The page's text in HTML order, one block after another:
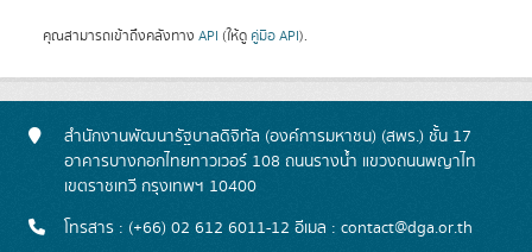
คุณสามารถเข้าถึงคลังทาง API (ให้ดู คู่มือ API).
สำนักงานพัฒนารัฐบาลดิจิทัล (องค์การมหาชน) (สพร.) ชั้น 17
อาคารบางกอกไทยทาวเวอร์ 108 ถนนรางน้ำ แขวงถนนพญาไท
เขตราชเทวี กรุงเทพฯ 10400
โทรสาร : (+66) 02 612 6011-12 อีเมล : contact@dga.or.th